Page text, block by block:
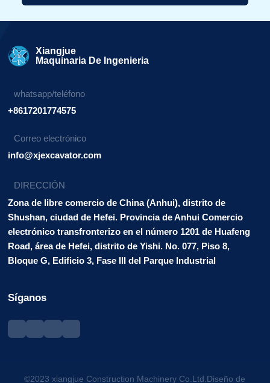
Xiangjue
Maquinaria De Ingenieria
whatsapp/teléfono
+8617201774575
Correo electrónico
info@xjexcavator.com
DIRECCIÓN
Zona de libre comercio de China (Anhui), distrito de
Shushan, ciudad de Hefei. Provincia de Anhui Comercio
electrónico transfronterizo en el número 1201 de Huafeng
Road, área de Hefei, distrito de Yishi. No. 077, Piso 8,
Bloque G, Edificio 3, Fase III del Parque Industrial
Síganos
©2023 xiangjue Construction Machinery Co.Ltd.Diseño de